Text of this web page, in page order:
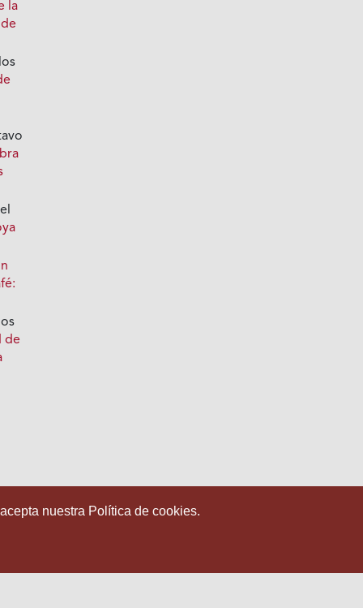
la
de
nuestra Política de cookies.